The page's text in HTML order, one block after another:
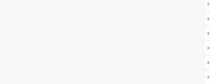
»
»
»
»
»
»